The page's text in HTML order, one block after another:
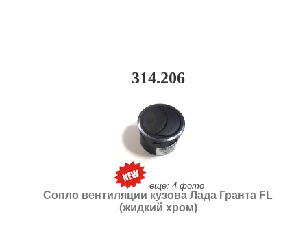
314.206
ещё: 4 фото
Сопло вентиляции кузова Лада Гранта FL
(жидкий хром)